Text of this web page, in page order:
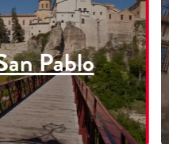
Pablo